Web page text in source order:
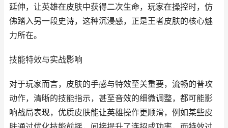
延伸，让英雄在皮肤中获得二次生命，玩家在操控时，仿
佛踏入另一段史诗，这种沉浸感，正是王者皮肤的核心魅
力所在。
技能特效与实战影响
对于玩家而言，皮肤的手感与特效至关重要，流畅的普攻
动作，清晰的技能指示，甚至音效的细微调整，都可能影
响战局表现，优质皮肤能让英雄操作更顺滑，例如某些皮